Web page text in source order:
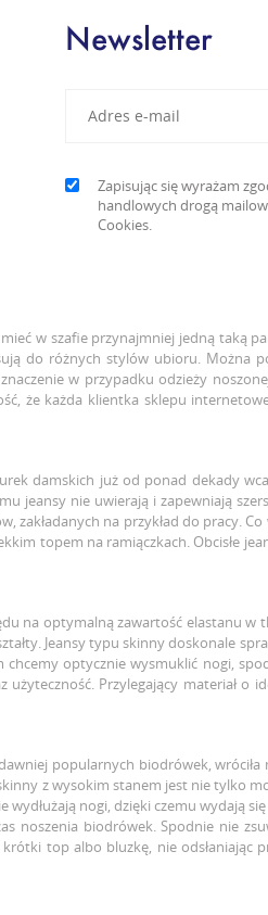
Newsletter
Zapisując się wyrażam
handlowych drogą
Cookies.
w szafie przynajmniej jedną taką
do różnych stylów ubioru. Można
w przypadku odzieży
że każda klientka sklepu
damskich już od ponad dekady
jeansy nie uwierają i zapewniają
na przykład do pracy.
topem na ramiączkach. Obcisłe
na optymalną zawartość elastanu w
Jeansy typu skinny doskonale
optycznie wysmuklić nogi,
Przylegający materiał o
popularnych biodrówek,
z wysokim stanem jest nie tylko
nogi, dzięki czemu wydają się
biodrówek. Spodnie nie
top albo bluzkę, nie